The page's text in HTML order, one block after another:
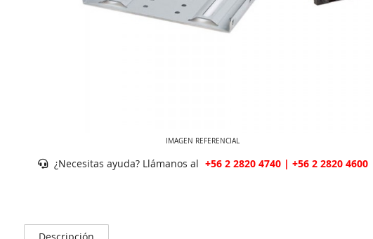
IMAGEN REFERENCIAL
¿Necesitas ayuda? Llámanos al +56 2 2820 4740 | +56 2 2820 4600